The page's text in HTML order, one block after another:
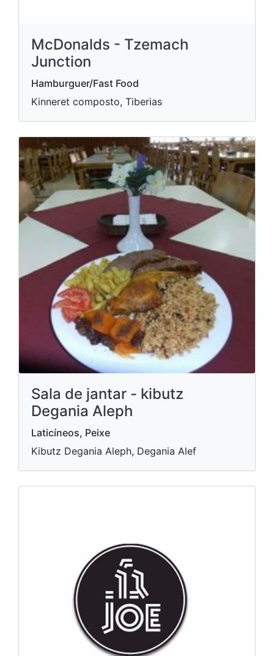
McDonalds - Tzemach
Junction
Hamburguer/Fast Food
Kinneret composto, Tiberias
Sala de jantar - kibutz
Degania Aleph
Laticíneos, Peixe
Kibutz Degania Aleph, Degania Alef